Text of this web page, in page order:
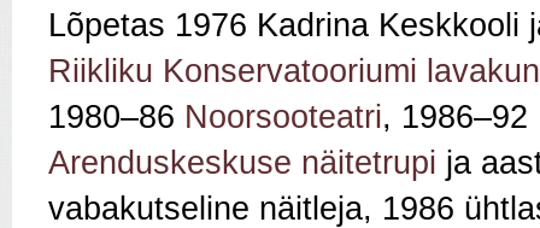
Lõpetas 1976 Kadrina Keskkooli
Riikliku Konservatooriumi
1980–86 Noorsooteatri, 1986–92
Arenduskeskuse näitetrupi ja
vabakutseline näitleja, 1986